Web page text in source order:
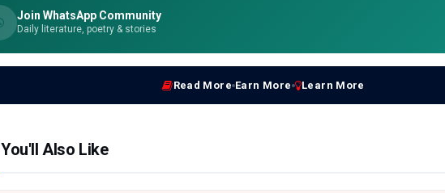
Join WhatsApp Community
Daily literature, poetry & stories
Read More Earn More Learn More
You'll Also Like